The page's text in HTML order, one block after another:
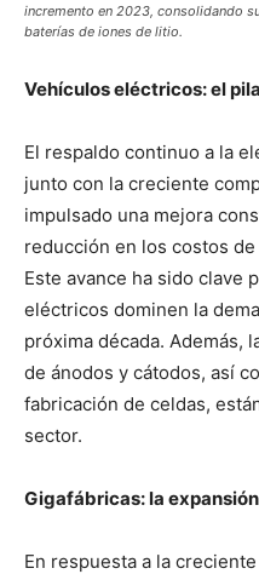
incremento en 2023, consolidando
baterías de iones de litio.
Vehículos eléctricos: el
El respaldo continuo a la
junto con la creciente
impulsado una mejora
reducción en los costos
Este avance ha sido clave
eléctricos dominen la
próxima década. Además,
de ánodos y cátodos, así
fabricación de celdas,
sector.
Gigafábricas: la
En respuesta a la